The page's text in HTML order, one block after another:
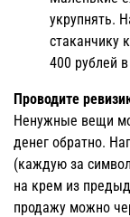
укрупнять.
стаканчику
400 рублей
Проводите
Ненужные вещи
денег обратно.
(каждую за
на крем из
продажу можно